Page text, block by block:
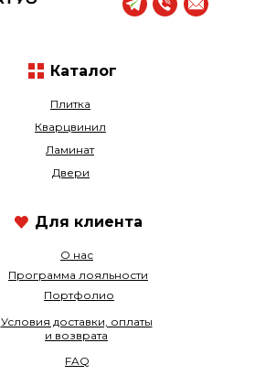
Плитка
Кварцвинил
О нас
Ламинат
Программа лояльности
Двери
Портфолио
Условия доставки, оплаты
и возврата
FAQ
Каталог
Для клиента